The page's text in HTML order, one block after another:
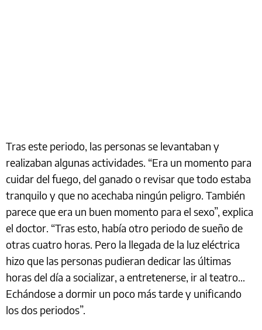
Tras este periodo, las personas se levantaban y
realizaban algunas actividades. “Era un momento para
cuidar del fuego, del ganado o revisar que todo estaba
tranquilo y que no acechaba ningún peligro. También
parece que era un buen momento para el sexo”, explica
el doctor. “Tras esto, había otro periodo de sueño de
otras cuatro horas. Pero la llegada de la luz eléctrica
hizo que las personas pudieran dedicar las últimas
horas del día a socializar, a entretenerse, ir al teatro…
Echándose a dormir un poco más tarde y unificando
los dos periodos”.